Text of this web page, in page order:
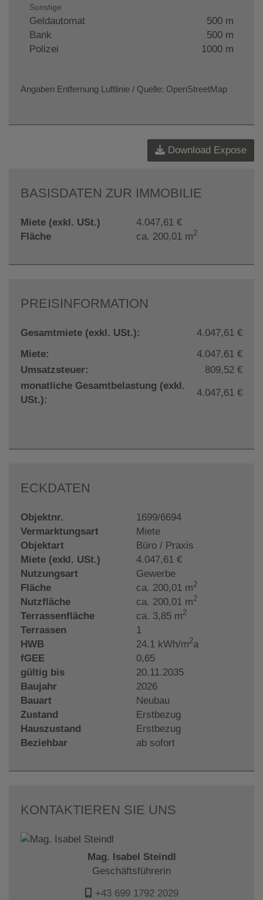
Sonstige
Geldautomat
500 m
Bank
500 m
Polizei
1000 m
Angaben Entfernung Luftlinie / Quelle: OpenStreetMap
Download Expose
BASISDATEN ZUR IMMOBILIE
Miete (exkl. USt.)
4.047,61 €
Fläche
ca. 200,01 m2
PREISINFORMATION
Gesamtmiete (exkl. USt.):
4.047,61 €
Miete:
4.047,61 €
Umsatzsteuer:
809,52 €
monatliche Gesamtbelastung (exkl.
USt.):
4.047,61 €
ECKDATEN
Objektnr.
1699/6694
Vermarktungsart
Miete
Objektart
Büro / Praxis
Miete (exkl. USt.)
4.047,61 €
Nutzungsart
Gewerbe
Fläche
ca. 200,01 m2
Nutzfläche ca. 200,01 m2
Terrassenfläche ca. 3,85 m2
Terrassen
1
HWB
24.1 kWh/m2a
fGEE
0,65
gültig bis
20.11.2035
Baujahr
2026
Bauart
Neubau
Zustand
Erstbezug
Hauszustand
Erstbezug
Beziehbar
ab sofort
KONTAKTIEREN SIE UNS
Mag. Isabel Steindl
Geschäftsführerin
+43 699 1792 2029